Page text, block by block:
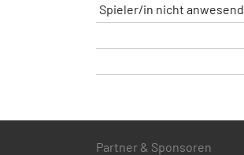
Spieler/in nicht anwesend
Partner & Sponsoren